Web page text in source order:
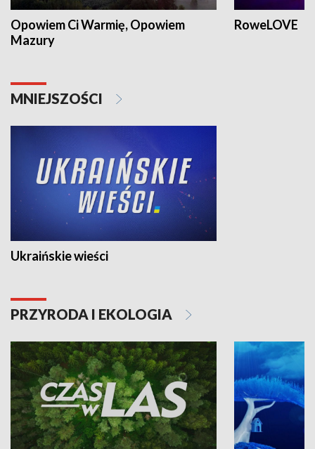
Opowiem Ci Warmię, Opowiem
Mazury
RoweLOVE
MNIEJSZOŚCI
Ukraińskie wieści
PRZYRODA I EKOLOGIA